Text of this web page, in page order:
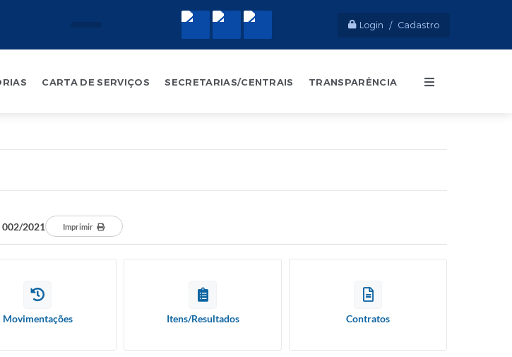
Login / Cadastro
CARTA DE SERVIÇOS SECRETARIAS/CENTRAIS TRANSPARÊNCIA
002/2021 Imprimir
Movimentações Itens/Resultados Contratos